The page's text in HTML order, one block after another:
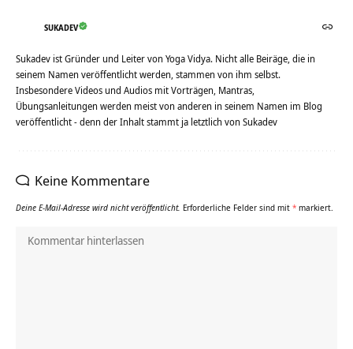
SUKADEV
Sukadev ist Gründer und Leiter von Yoga Vidya. Nicht alle Beiräge, die in
seinem Namen veröffentlicht werden, stammen von ihm selbst.
Insbesondere Videos und Audios mit Vorträgen, Mantras,
Übungsanleitungen werden meist von anderen in seinem Namen im Blog
veröffentlicht - denn der Inhalt stammt ja letztlich von Sukadev
Keine Kommentare
Deine E-Mail-Adresse wird nicht veröffentlicht. Erforderliche Felder sind mit * markiert.